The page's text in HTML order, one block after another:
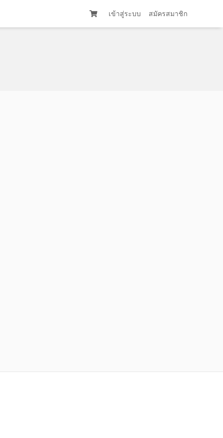
เข้าสู่ระบบ สมัครสมาชิก